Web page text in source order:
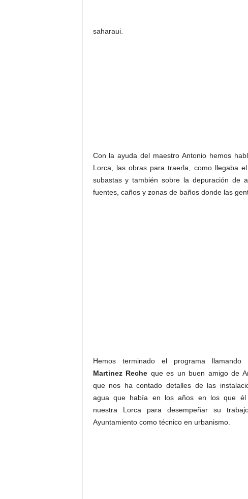
saharaui.
Con la ayuda del maestro Antonio hemos
Lorca, las obras para traerla, como llegaba
subastas y también sobre la depuración de
fuentes, caños y zonas de baños donde las
Hemos terminado el programa
Martinez Reche que es un buen amigo de
que nos ha contado detalles de las
agua que había en los años en los que
nuestra Lorca para desempeñar su
Ayuntamiento como técnico en urbanismo.